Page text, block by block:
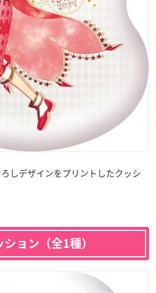
しデザインをプリントしたクッシ
ョン（全1種）